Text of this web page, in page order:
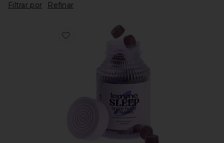
Filtrar por
Refinar
Favorite GOMITAS DE VITAMINA SLEEP